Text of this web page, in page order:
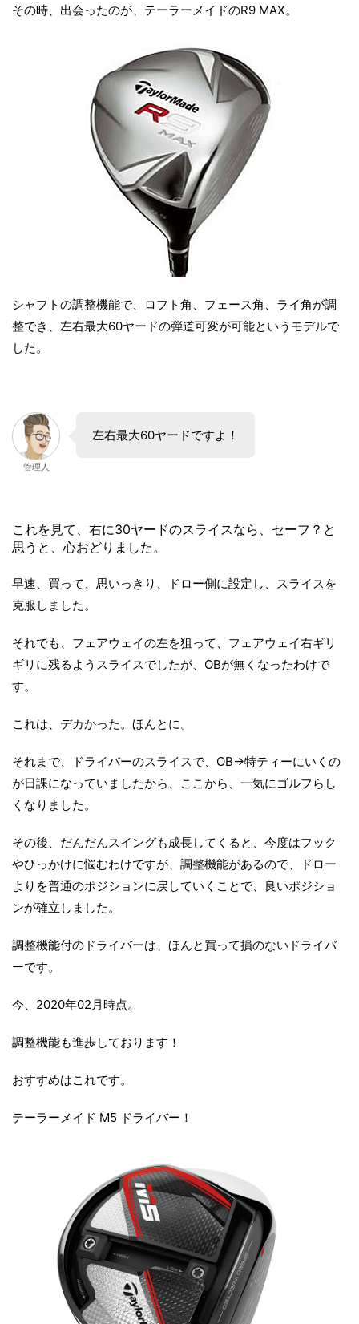
その時、出会ったのが、テーラーメイドのR9 MAX。
シャフトの調整機能で、ロフト角、フェース角、ライ角が調
整でき、左右最大60ヤードの弾道可変が可能というモデルで
した。
管理人
左右最大60ヤードですよ！
これを見て、右に30ヤードのスライスなら、セーフ？と
思うと、心おどりました。
早速、買って、思いっきり、ドロー側に設定し、スライスを
克服しました。
それでも、フェアウェイの左を狙って、フェアウェイ右ギリ
ギリに残るようスライスでしたが、OBが無くなったわけで
す。
これは、デカかった。ほんとに。
それまで、ドライバーのスライスで、OB→特ティーにいくの
が日課になっていましたから、ここから、一気にゴルフらし
くなりました。
その後、だんだんスイングも成長してくると、今度はフック
やひっかけに悩むわけですが、調整機能があるので、ドロー
よりを普通のポジションに戻していくことで、良いポジショ
ンが確立しました。
調整機能付のドライバーは、ほんと買って損のないドライバ
ーです。
今、2020年02月時点。
調整機能も進歩しております！
おすすめはこれです。
テーラーメイド M5 ドライバー！